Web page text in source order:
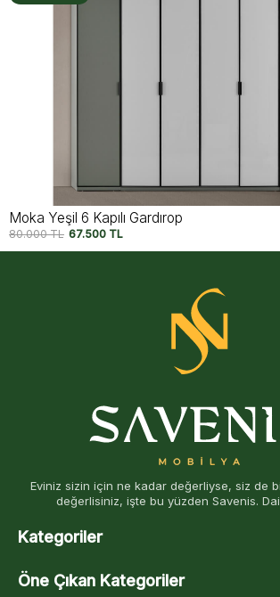
Moka Siyah 6 Kapılı Gardırop
80.000TL 67.500
Eviniz sizin için ne kadar değerliyse, siz de
değerlisiniz, işte bu yüzden Savenis.
Kategoriler
Öne Çıkan Kategoriler